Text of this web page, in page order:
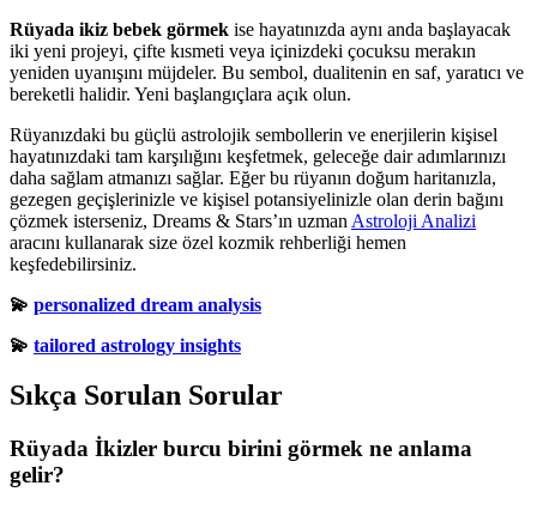
Rüyada ikiz bebek görmek ise hayatınızda aynı anda başlayacak
iki yeni projeyi, çifte kısmeti veya içinizdeki çocuksu merakın
yeniden uyanışını müjdeler. Bu sembol, dualitenin en saf, yaratıcı ve
bereketli halidir. Yeni başlangıçlara açık olun.
Rüyanızdaki bu güçlü astrolojik sembollerin ve enerjilerin kişisel
hayatınızdaki tam karşılığını keşfetmek, geleceğe dair adımlarınızı
daha sağlam atmanızı sağlar. Eğer bu rüyanın doğum haritanızla,
gezegen geçişlerinizle ve kişisel potansiyelinizle olan derin bağını
çözmek isterseniz, Dreams & Stars’ın uzman Astroloji Analizi
aracını kullanarak size özel kozmik rehberliği hemen
keşfedebilirsiniz.
💫 personalized dream analysis
💫 tailored astrology insights
Sıkça Sorulan Sorular
Rüyada İkizler burcu birini görmek ne anlama
gelir?